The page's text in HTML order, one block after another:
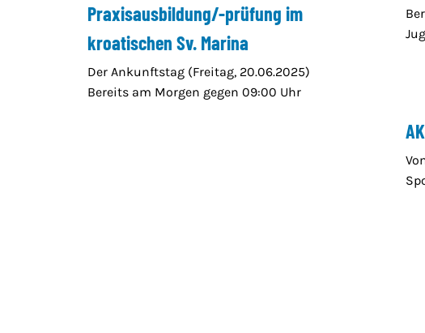
Praxisausbildung/-prüfung im
kroatischen Sv. Marina
Der Ankunftstag (Freitag, 20.06.2025)
Bereits am Morgen gegen 09:00 Uhr